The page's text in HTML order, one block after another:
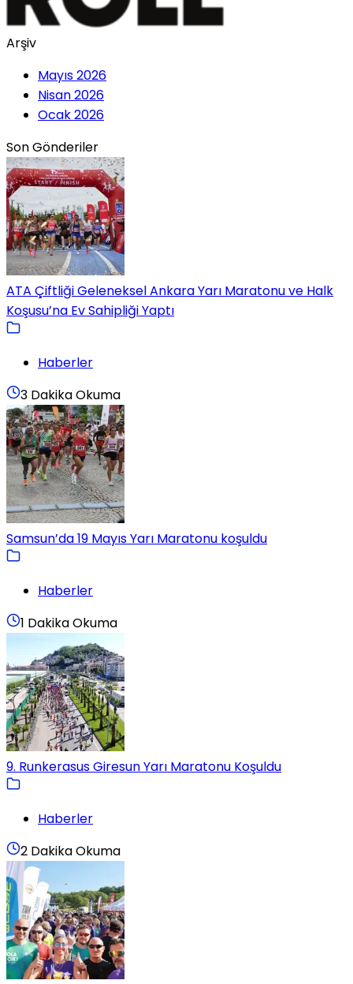
Arşiv
Mayıs 2026
Nisan 2026
Ocak 2026
Son Gönderiler
ATA Çiftliği Geleneksel Ankara Yarı Maratonu ve Halk
Koşusu’na Ev Sahipliği Yaptı
Haberler
3 Dakika Okuma
Samsun’da 19 Mayıs Yarı Maratonu koşuldu
Haberler
1 Dakika Okuma
9. Runkerasus Giresun Yarı Maratonu Koşuldu
Haberler
2 Dakika Okuma